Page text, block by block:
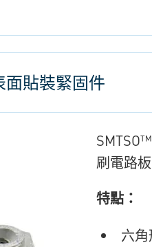
貼裝緊固件
刷電路
特點：
六